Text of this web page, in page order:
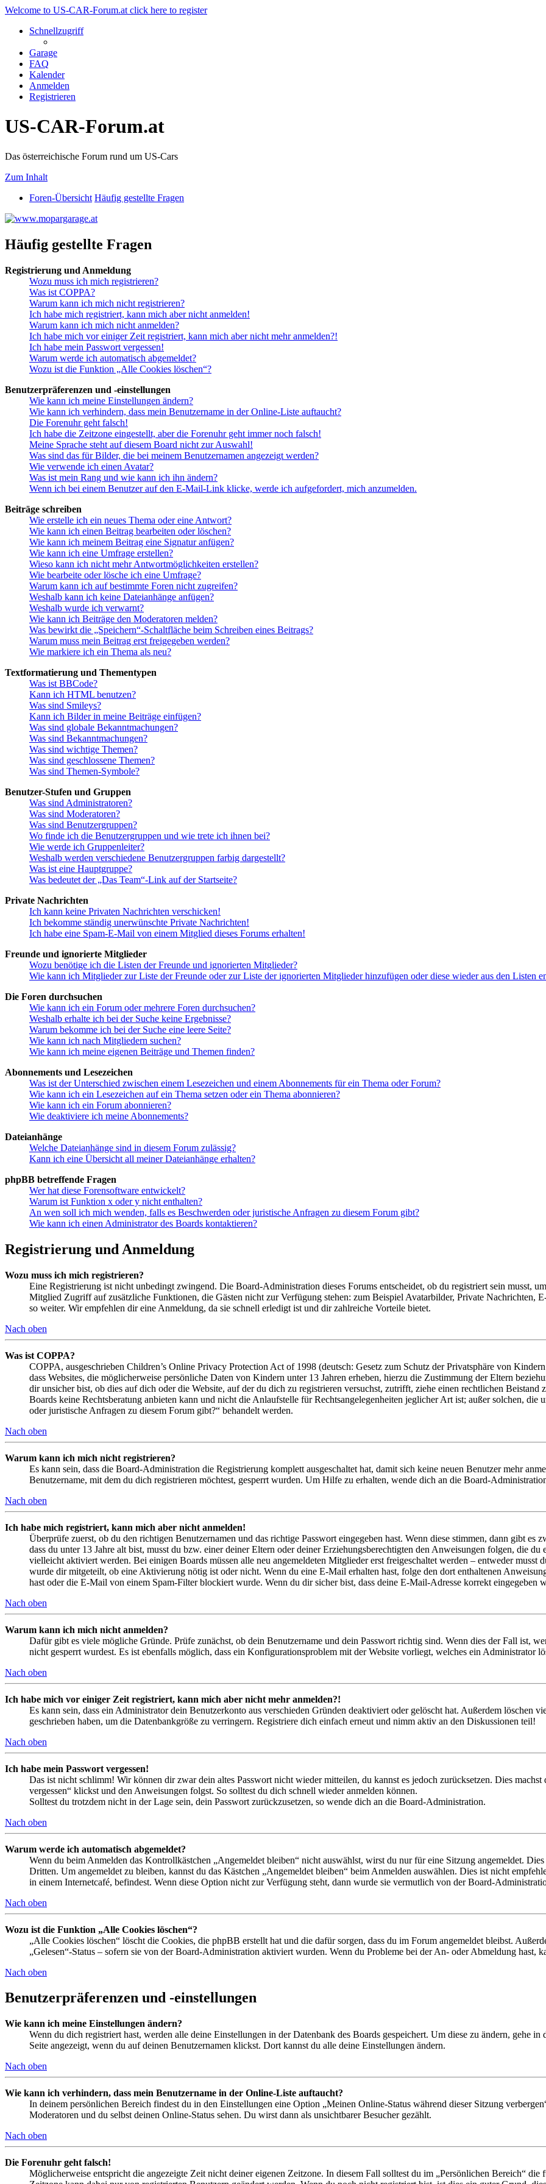
Welcome to US-CAR-Forum.at click here to register
Schnellzugriff
Garage
FAQ
Kalender
Anmelden
Registrieren
US-CAR-Forum.at
Das österreichische Forum rund um US-Cars
Zum Inhalt
Foren-Übersicht Häufig gestellte Fragen
Häufig gestellte Fragen
Registrierung und Anmeldung
Wozu muss ich mich registrieren?
Was ist COPPA?
Warum kann ich mich nicht registrieren?
Ich habe mich registriert, kann mich aber nicht anmelden!
Warum kann ich mich nicht anmelden?
Ich habe mich vor einiger Zeit registriert, kann mich aber nicht mehr anmelden?!
Ich habe mein Passwort vergessen!
Warum werde ich automatisch abgemeldet?
Wozu ist die Funktion „Alle Cookies löschen“?
Benutzerpräferenzen und -einstellungen
Wie kann ich meine Einstellungen ändern?
Wie kann ich verhindern, dass mein Benutzername in der Online-Liste auftaucht?
Die Forenuhr geht falsch!
Ich habe die Zeitzone eingestellt, aber die Forenuhr geht immer noch falsch!
Meine Sprache steht auf diesem Board nicht zur Auswahl!
Was sind das für Bilder, die bei meinem Benutzernamen angezeigt werden?
Wie verwende ich einen Avatar?
Was ist mein Rang und wie kann ich ihn ändern?
Wenn ich bei einem Benutzer auf den E-Mail-Link klicke, werde ich aufgefordert, mich anzumelden.
Beiträge schreiben
Wie erstelle ich ein neues Thema oder eine Antwort?
Wie kann ich einen Beitrag bearbeiten oder löschen?
Wie kann ich meinem Beitrag eine Signatur anfügen?
Wie kann ich eine Umfrage erstellen?
Wieso kann ich nicht mehr Antwortmöglichkeiten erstellen?
Wie bearbeite oder lösche ich eine Umfrage?
Warum kann ich auf bestimmte Foren nicht zugreifen?
Weshalb kann ich keine Dateianhänge anfügen?
Weshalb wurde ich verwarnt?
Wie kann ich Beiträge den Moderatoren melden?
Was bewirkt die „Speichern“-Schaltfläche beim Schreiben eines Beitrags?
Warum muss mein Beitrag erst freigegeben werden?
Wie markiere ich ein Thema als neu?
Textformatierung und Thementypen
Was ist BBCode?
Kann ich HTML benutzen?
Was sind Smileys?
Kann ich Bilder in meine Beiträge einfügen?
Was sind globale Bekanntmachungen?
Was sind Bekanntmachungen?
Was sind wichtige Themen?
Was sind geschlossene Themen?
Was sind Themen-Symbole?
Benutzer-Stufen und Gruppen
Was sind Administratoren?
Was sind Moderatoren?
Was sind Benutzergruppen?
Wo finde ich die Benutzergruppen und wie trete ich ihnen bei?
Wie werde ich Gruppenleiter?
Weshalb werden verschiedene Benutzergruppen farbig dargestellt?
Was ist eine Hauptgruppe?
Was bedeutet der „Das Team“-Link auf der Startseite?
Private Nachrichten
Ich kann keine Privaten Nachrichten verschicken!
Ich bekomme ständig unerwünschte Private Nachrichten!
Ich habe eine Spam-E-Mail von einem Mitglied dieses Forums erhalten!
Freunde und ignorierte Mitglieder
Wozu benötige ich die Listen der Freunde und ignorierten Mitglieder?
Wie kann ich Mitglieder zur Liste der Freunde oder zur Liste der ignorierten Mitglieder hinzufügen oder diese wieder aus den Listen
Die Foren durchsuchen
Wie kann ich ein Forum oder mehrere Foren durchsuchen?
Weshalb erhalte ich bei der Suche keine Ergebnisse?
Warum bekomme ich bei der Suche eine leere Seite?
Wie kann ich nach Mitgliedern suchen?
Wie kann ich meine eigenen Beiträge und Themen finden?
Abonnements und Lesezeichen
Was ist der Unterschied zwischen einem Lesezeichen und einem Abonnements für ein Thema oder Forum?
Wie kann ich ein Lesezeichen auf ein Thema setzen oder ein Thema abonnieren?
Wie kann ich ein Forum abonnieren?
Wie deaktiviere ich meine Abonnements?
Dateianhänge
Welche Dateianhänge sind in diesem Forum zulässig?
Kann ich eine Übersicht all meiner Dateianhänge erhalten?
phpBB betreffende Fragen
Wer hat diese Forensoftware entwickelt?
Warum ist Funktion x oder y nicht enthalten?
An wen soll ich mich wenden, falls es Beschwerden oder juristische Anfragen zu diesem Forum gibt?
Wie kann ich einen Administrator des Boards kontaktieren?
Registrierung und Anmeldung
Wozu muss ich mich registrieren?
Eine Registrierung ist nicht unbedingt zwingend. Die Board-Administration dieses Forums entscheidet, ob du registriert sein musst,
Mitglied Zugriff auf zusätzliche Funktionen, die Gästen nicht zur Verfügung stehen: zum Beispiel Avatarbilder, Private Nachrichten,
so weiter. Wir empfehlen dir eine Anmeldung, da sie schnell erledigt ist und dir zahlreiche Vorteile bietet.
Nach oben
Was ist COPPA?
COPPA, ausgeschrieben Children’s Online Privacy Protection Act of 1998 (deutsch: Gesetz zum Schutz der Privatsphäre von
dass Websites, die möglicherweise persönliche Daten von Kindern unter 13 Jahren erheben, hierzu die Zustimmung der Eltern
dir unsicher bist, ob dies auf dich oder die Website, auf der du dich zu registrieren versuchst, zutrifft, ziehe einen rechtlichen
Boards keine Rechtsberatung anbieten kann und nicht die Anlaufstelle für Rechtsangelegenheiten jeglicher Art ist; außer solchen,
oder juristische Anfragen zu diesem Forum gibt?“ behandelt werden.
Nach oben
Warum kann ich mich nicht registrieren?
Es kann sein, dass die Board-Administration die Registrierung komplett ausgeschaltet hat, damit sich keine neuen Benutzer mehr
Benutzername, mit dem du dich registrieren möchtest, gesperrt wurden. Um Hilfe zu erhalten, wende dich an die Board-
Nach oben
Ich habe mich registriert, kann mich aber nicht anmelden!
Überprüfe zuerst, ob du den richtigen Benutzernamen und das richtige Passwort eingegeben hast. Wenn diese stimmen, dann gibt es
dass du unter 13 Jahre alt bist, musst du bzw. einer deiner Eltern oder deiner Erziehungsberechtigten den Anweisungen folgen, die
vielleicht aktiviert werden. Bei einigen Boards müssen alle neu angemeldeten Mitglieder erst freigeschaltet werden – entweder musst
wurde dir mitgeteilt, ob eine Aktivierung nötig ist oder nicht. Wenn du eine E-Mail erhalten hast, folge den dort enthaltenen
hast oder die E-Mail von einem Spam-Filter blockiert wurde. Wenn du dir sicher bist, dass deine E-Mail-Adresse korrekt eingegeben
Nach oben
Warum kann ich mich nicht anmelden?
Dafür gibt es viele mögliche Gründe. Prüfe zunächst, ob dein Benutzername und dein Passwort richtig sind. Wenn dies der Fall ist,
nicht gesperrt wurdest. Es ist ebenfalls möglich, dass ein Konfigurationsproblem mit der Website vorliegt, welches ein Administrator
Nach oben
Ich habe mich vor einiger Zeit registriert, kann mich aber nicht mehr anmelden?!
Es kann sein, dass ein Administrator dein Benutzerkonto aus verschieden Gründen deaktiviert oder gelöscht hat. Außerdem löschen
geschrieben haben, um die Datenbankgröße zu verringern. Registriere dich einfach erneut und nimm aktiv an den Diskussionen teil!
Nach oben
Ich habe mein Passwort vergessen!
Das ist nicht schlimm! Wir können dir zwar dein altes Passwort nicht wieder mitteilen, du kannst es jedoch zurücksetzen. Dies
vergessen“ klickst und den Anweisungen folgst. So solltest du dich schnell wieder anmelden können.
Solltest du trotzdem nicht in der Lage sein, dein Passwort zurückzusetzen, so wende dich an die Board-Administration.
Nach oben
Warum werde ich automatisch abgemeldet?
Wenn du beim Anmelden das Kontrollkästchen „Angemeldet bleiben“ nicht auswählst, wirst du nur für eine Sitzung angemeldet.
Dritten. Um angemeldet zu bleiben, kannst du das Kästchen „Angemeldet bleiben“ beim Anmelden auswählen. Dies ist nicht
in einem Internetcafé, befindest. Wenn diese Option nicht zur Verfügung steht, dann wurde sie vermutlich von der Board-
Nach oben
Wozu ist die Funktion „Alle Cookies löschen“?
„Alle Cookies löschen“ löscht die Cookies, die phpBB erstellt hat und die dafür sorgen, dass du im Forum angemeldet bleibst.
„Gelesen“-Status – sofern sie von der Board-Administration aktiviert wurden. Wenn du Probleme bei der An- oder Abmeldung hast,
Nach oben
Benutzerpräferenzen und -einstellungen
Wie kann ich meine Einstellungen ändern?
Wenn du dich registriert hast, werden alle deine Einstellungen in der Datenbank des Boards gespeichert. Um diese zu ändern, gehe
Seite angezeigt, wenn du auf deinen Benutzernamen klickst. Dort kannst du alle deine Einstellungen ändern.
Nach oben
Wie kann ich verhindern, dass mein Benutzername in der Online-Liste auftaucht?
In deinem persönlichen Bereich findest du in den Einstellungen eine Option „Meinen Online-Status während dieser Sitzung
Moderatoren und du selbst deinen Online-Status sehen. Du wirst dann als unsichtbarer Besucher gezählt.
Nach oben
Die Forenuhr geht falsch!
Möglicherweise entspricht die angezeigte Zeit nicht deiner eigenen Zeitzone. In diesem Fall solltest du im „Persönlichen Bereich“